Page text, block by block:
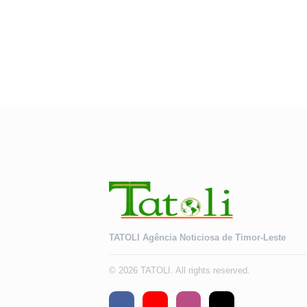
TATOLI Agência Noticiosa de Timor-Leste
© 2026 TATOLI. All rights reserved.